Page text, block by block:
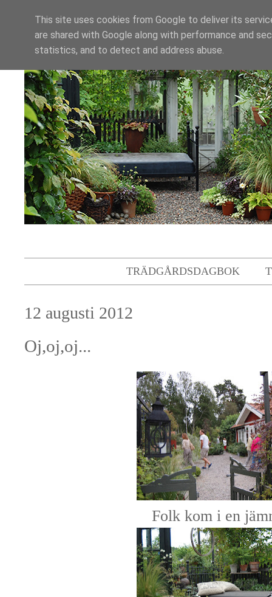
TRÄDGÅRDSDAGBOK
12 augusti 2012
Oj,oj,oj...
Folk kom i en
This site uses cookies from Google to deliver its
are shared with Google along with performance and
statistics, and to detect and address abuse.